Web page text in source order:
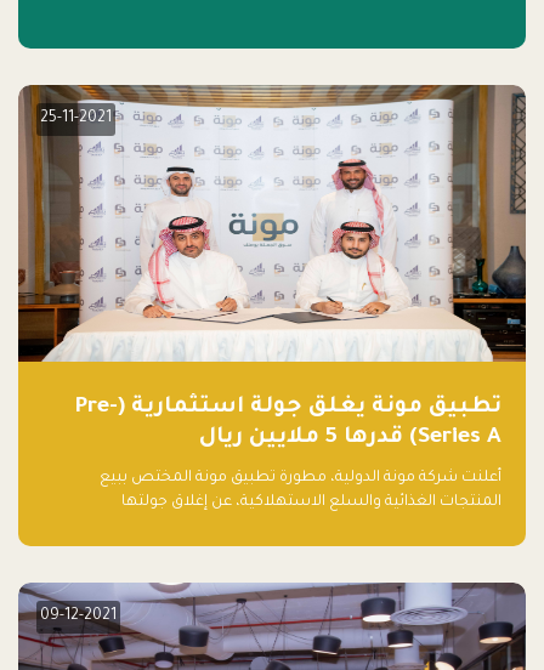
25-11-2021
تطبيق مونة يغلق جولة استثمارية (Pre-
Series A) قدرها 5 ملايين ريال
أعلنت شركة مونة الدولية، مطورة تطبيق مونة المختص ببيع
المنتجات الغذائية والسلع الاستهلاكية، عن إغلاق جولتها
دولار أمريكي)، بقيادة شركتي دعم المنشآت المحدودة وتسارع القابضة
09-12-2021